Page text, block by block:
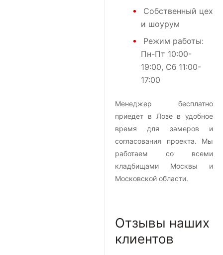
Собственный цех
и шоурум
Режим работы:
Пн-Пт 10:00-
19:00, Сб 11:00-
17:00
Менеджер бесплатно
приедет в Лозе в удобное
время для замеров и
согласования проекта. Мы
работаем со всеми
кладбищами Москвы и
Московской области.
Отзывы наших
клиентов